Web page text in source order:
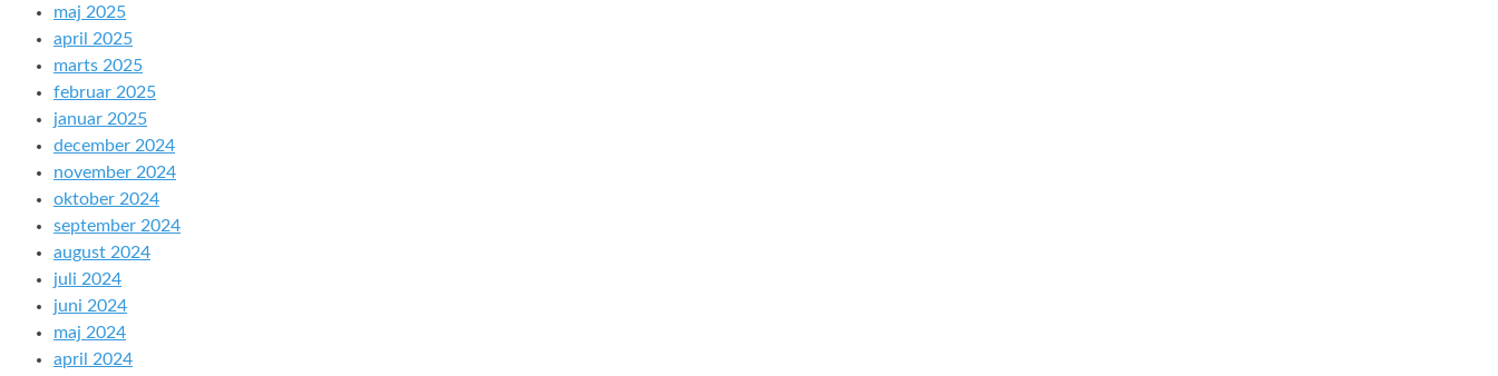
maj 2025
april 2025
marts 2025
februar 2025
januar 2025
december 2024
november 2024
oktober 2024
september 2024
august 2024
juli 2024
juni 2024
maj 2024
april 2024